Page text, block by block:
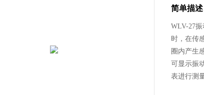
简单描述
WLV-27
时，在传
圈内产生
可显示振
表进行测